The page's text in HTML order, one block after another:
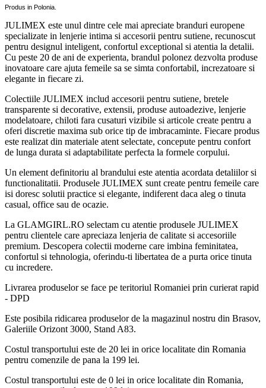
Produs in Polonia.
JULIMEX este unul dintre cele mai apreciate branduri europene
specializate in lenjerie intima si accesorii pentru sutiene, recunoscut
pentru designul inteligent, confortul exceptional si atentia la detalii.
Cu peste 20 de ani de experienta, brandul polonez dezvolta produse
inovatoare care ajuta femeile sa se simta confortabil, increzatoare si
elegante in fiecare zi.
Colectiile JULIMEX includ accesorii pentru sutiene, bretele
transparente si decorative, extensii, produse autoadezive, lenjerie
modelatoare, chiloti fara cusaturi vizibile si articole create pentru a
oferi discretie maxima sub orice tip de imbracaminte. Fiecare produs
este realizat din materiale atent selectate, concepute pentru confort
de lunga durata si adaptabilitate perfecta la formele corpului.
Un element definitoriu al brandului este atentia acordata detaliilor si
functionalitatii. Produsele JULIMEX sunt create pentru femeile care
isi doresc solutii practice si elegante, indiferent daca aleg o tinuta
casual, office sau de ocazie.
La GLAMGIRL.RO selectam cu atentie produsele JULIMEX
pentru clientele care apreciaza lenjeria de calitate si accesoriile
premium. Descopera colectii moderne care imbina feminitatea,
confortul si tehnologia, oferindu-ti libertatea de a purta orice tinuta
cu incredere.
Livrarea produselor se face pe teritoriul Romaniei prin curierat rapid
- DPD
Este posibila ridicarea produselor de la magazinul nostru din Brasov,
Galeriile Orizont 3000, Stand A83.
Costul transportului este de 20 lei in orice localitate din Romania
pentru comenzile de pana la 199 lei.
Costul transportului este de 0 lei in orice localitate din Romania,